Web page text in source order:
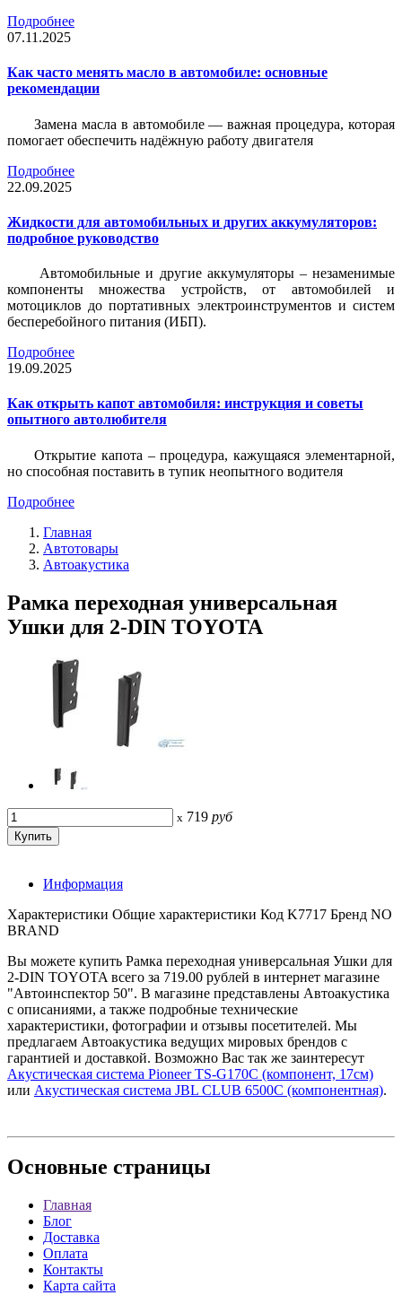
Подробнее
07.11.2025
Как часто менять масло в автомобиле: основные
рекомендации
Замена масла в автомобиле — важная процедура, которая
помогает обеспечить надёжную работу двигателя
Подробнее
22.09.2025
Жидкости для автомобильных и других аккумуляторов:
подробное руководство
Автомобильные и другие аккумуляторы – незаменимые
компоненты множества устройств, от автомобилей и
мотоциклов до портативных электроинструментов и систем
бесперебойного питания (ИБП).
Подробнее
19.09.2025
Как открыть капот автомобиля: инструкция и советы
опытного автолюбителя
Открытие капота – процедура, кажущаяся элементарной,
но способная поставить в тупик неопытного водителя
Подробнее
Главная
Автотовары
Автоакустика
Рамка переходная универсальная
Ушки для 2-DIN TOYOTA
x 719 руб
Информация
Характеристики Общие характеристики Код K7717 Бренд NO
BRAND
Вы можете купить Рамка переходная универсальная Ушки для
2-DIN TOYOTA всего за 719.00 рублей в интернет магазине
"Автоинспектор 50". В магазине представлены Автоакустика
с описаниями, а также подробные технические
характеристики, фотографии и отзывы посетителей. Мы
предлагаем Автоакустика ведущих мировых брендов с
гарантией и доставкой. Возможно Вас так же заинтересут
Акустическая система Pioneer TS-G170C (компонент, 17см)
или Акустическая система JBL CLUB 6500C (компонентная).
Основные страницы
Главная
Блог
Доставка
Оплата
Контакты
Карта сайта